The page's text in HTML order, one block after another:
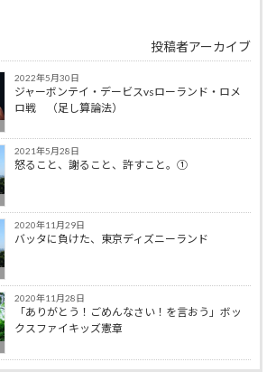
投稿者アーカイブ
2022年5月30日
ジャーボンテイ・デービスvsローランド・ロメ
ロ戦 （足し算論法）
2021年5月28日
怒ること、謝ること、許すこと。①
2020年11月29日
バッタに負けた、東京ディズニーランド
2020年11月28日
「ありがとう！ごめんなさい！を言おう」ボッ
クスファイキッズ憲章